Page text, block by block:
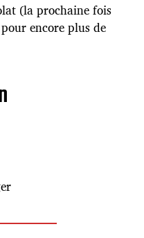
(la prochaine fois
encore plus de